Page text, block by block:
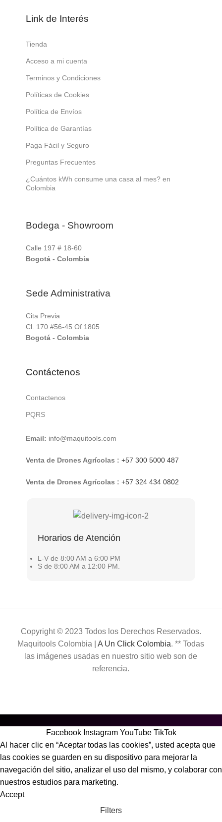
Link de Interés
Tienda
Acceso a mi cuenta
Terminos y Condiciones
Políticas de Cookies
Política de Envíos
Política de Garantías
Paga Fácil y Seguro
Preguntas Frecuentes
¿Cuántos kWh consume una casa al mes? en
Colombia
Bodega - Showroom
Calle 197 # 18-60
Bogotá - Colombia
Sede Administrativa
Cita Previa
Cl. 170 #56-45 Of 1805
Bogotá - Colombia
Contáctenos
Contactenos
PQRS
Email: info@maquitools.com
Venta de Drones Agrícolas : +57 300 5000 487
Venta de Drones Agrícolas : +57 324 434 0802
Horarios de Atención
L-V de 8:00 AM a 6:00 PM
S de 8:00 AM a 12:00 PM.
Copyright © 2023 Todos los Derechos Reservados.
Maquitools Colombia |A Un Click Colombia. ** Todas
las imágenes usadas en nuestro sitio web son de
referencia.
Facebook Instagram YouTube TikTok
Al hacer clic en “Aceptar todas las cookies”, usted acepta que
las cookies se guarden en su dispositivo para mejorar la
navegación del sitio, analizar el uso del mismo, y colaborar con
nuestros estudios para marketing.
Accept
Filters